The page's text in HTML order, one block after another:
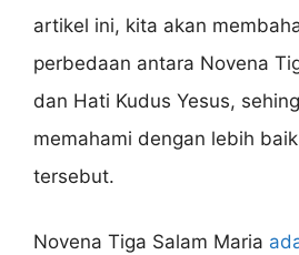
artikel ini, kita akan
perbedaan antara Novena
dan Hati Kudus Yesus,
memahami dengan lebih
tersebut.
Novena Tiga Salam Maria